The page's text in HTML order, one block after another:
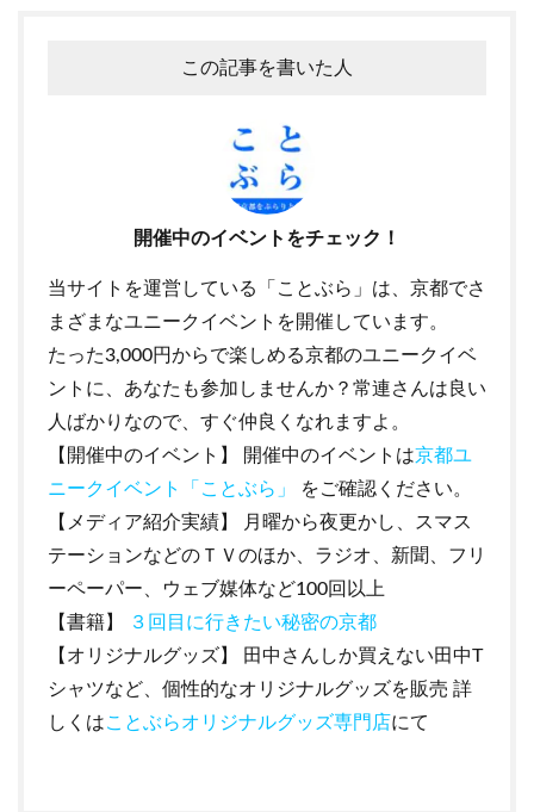
この記事を書いた人
開催中のイベントをチェック！
当サイトを運営している「ことぶら」は、京都でさ
まざまなユニークイベントを開催しています。
たった3,000円からで楽しめる京都のユニークイベ
ントに、あなたも参加しませんか？常連さんは良い
人ばかりなので、すぐ仲良くなれますよ。
【開催中のイベント】 開催中のイベントは京都ユ
ニークイベント「ことぶら」
をご確認ください。
【メディア紹介実績】 月曜から夜更かし、スマス
テーションなどのＴＶのほか、ラジオ、新聞、フリ
ーペーパー、ウェブ媒体など100回以上
【書籍】
３回目に行きたい秘密の京都
【オリジナルグッズ】 田中さんしか買えない田中T
シャツなど、個性的なオリジナルグッズを販売 詳
しくはことぶらオリジナルグッズ専門店にて